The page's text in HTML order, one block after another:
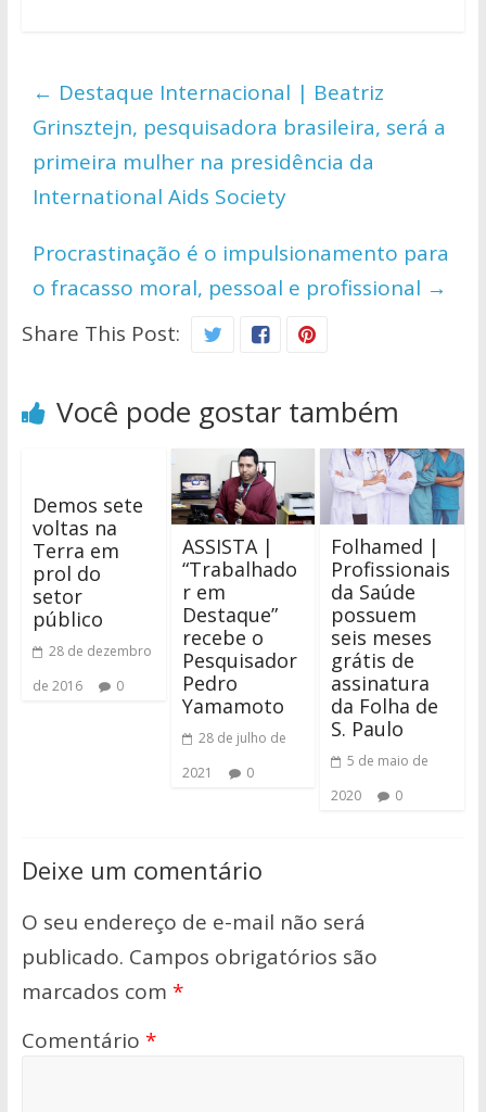
s
A
p
p
b
o
o
k
er y
Li
n
k
e
← Destaque Internacional | Beatriz
Grinsztejn, pesquisadora brasileira, será a
primeira mulher na presidência da
International Aids Society
Procrastinação é o impulsionamento para
o fracasso moral, pessoal e profissional →
Share This Post:
Você pode gostar também
Demos sete
voltas na
Terra em
prol do
setor
público
28 de dezembro
de 2016
0
ASSISTA |
“Trabalhado
r em
Destaque”
recebe o
Pesquisador
Pedro
Yamamoto
28 de julho de
2021
0
Folhamed |
Profissionais
da Saúde
possuem
seis meses
grátis de
assinatura
da Folha de
S. Paulo
5 de maio de
2020
0
Deixe um comentário
O seu endereço de e-mail não será
publicado. Campos obrigatórios são
marcados com *
Comentário *